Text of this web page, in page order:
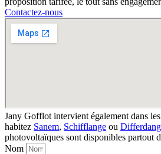
Contactez-nous
Jany Gofflot intervient également dans
habitez Sanem, Schifflange ou
photovoltaïques sont disponibles partout
Nom